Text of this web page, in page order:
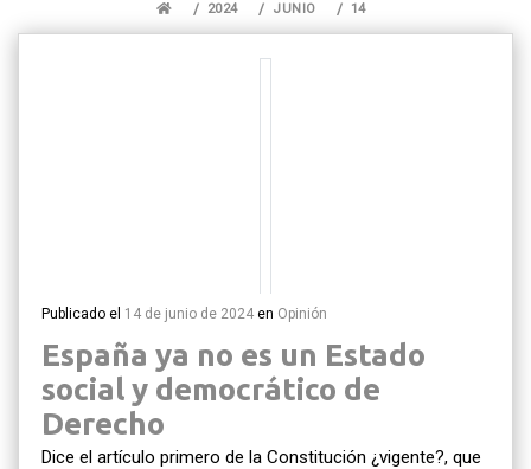
2024 JUNIO 14
Publicado el 14 de junio de 2024 en Opinión
España ya no es un Estado
social y democrático de
Derecho
Dice el artículo primero de la Constitución ¿vigente?, que